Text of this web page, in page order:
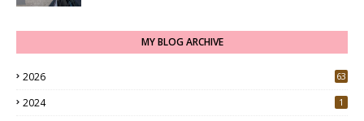
MY BLOG ARCHIVE
2026 63
2024 1